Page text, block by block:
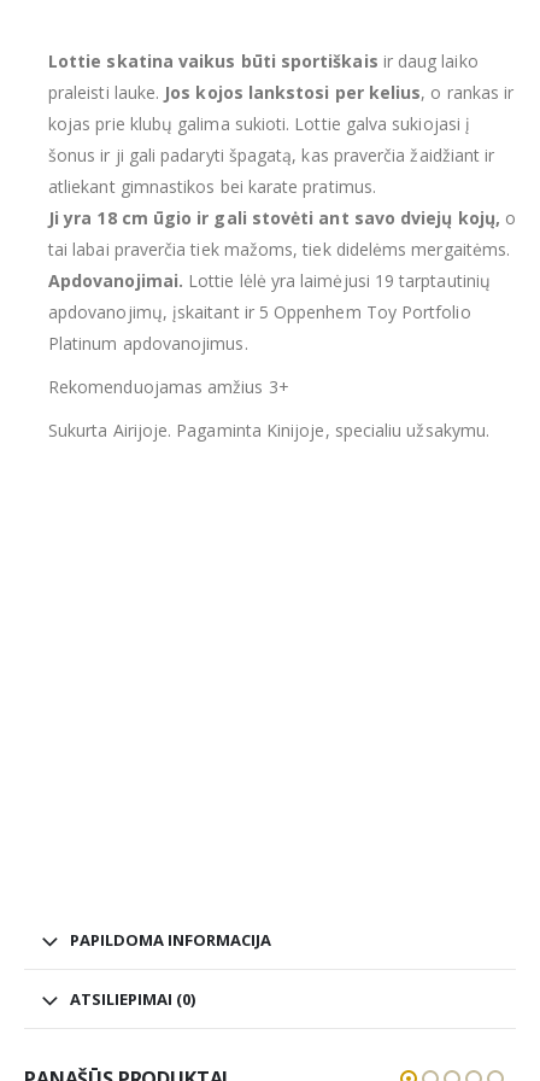
Lottie skatina vaikus būti sportiškais ir daug laiko
praleisti lauke. Jos kojos lankstosi per kelius, o rankas ir
kojas prie klubų galima sukioti. Lottie galva sukiojasi į
šonus ir ji gali padaryti špagatą, kas praverčia žaidžiant ir
atliekant gimnastikos bei karate pratimus.
Ji yra 18 cm ūgio ir gali stovėti ant savo dviejų kojų, o
tai labai praverčia tiek mažoms, tiek didelėms mergaitėms.
Apdovanojimai. Lottie lėlė yra laimėjusi 19 tarptautinių
apdovanojimų, įskaitant ir 5 Oppenhem Toy Portfolio
Platinum apdovanojimus.
Rekomenduojamas amžius 3+
Sukurta Airijoje. Pagaminta Kinijoje, specialiu užsakymu.
PAPILDOMA INFORMACIJA
ATSILIEPIMAI (0)